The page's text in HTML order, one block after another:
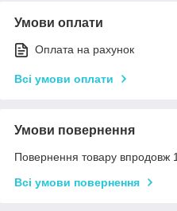
Умови оплати
Оплата на рахунок
Всі умови оплати
Умови повернення
Повернення товару впродовж
Всі умови повернення